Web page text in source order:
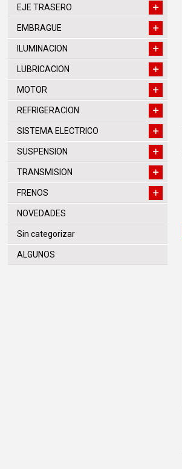
EJE TRASERO
EMBRAGUE
ILUMINACION
LUBRICACION
MOTOR
REFRIGERACION
SISTEMA ELECTRICO
SUSPENSION
TRANSMISION
FRENOS
NOVEDADES
Sin categorizar
ALGUNOS